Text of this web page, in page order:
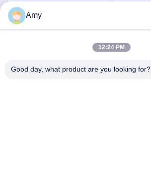
Amy
12:24 PM
Good day, what product are you looking for?